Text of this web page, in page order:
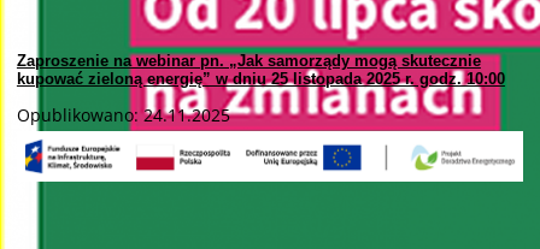
Zaproszenie na webinar pn. „Jak samorządy mogą skutecznie
kupować zieloną energię” w dniu 25 listopada 2025 r. godz. 10:00
Opublikowano: 24.11.2025